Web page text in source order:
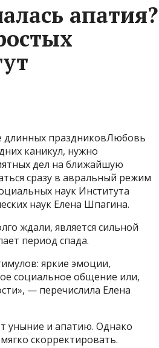
апатия?
длинных праздниковЛюбовь
каникул, нужно
дел на ближайшую
сразу в авральный режим
наук Института
наук Елена Шпагина.
ждали, является сильной
период спада.
яркие эмоции,
социальное общение или,
— перечислила Елена
уныние и апатию. Однако
скорректировать.